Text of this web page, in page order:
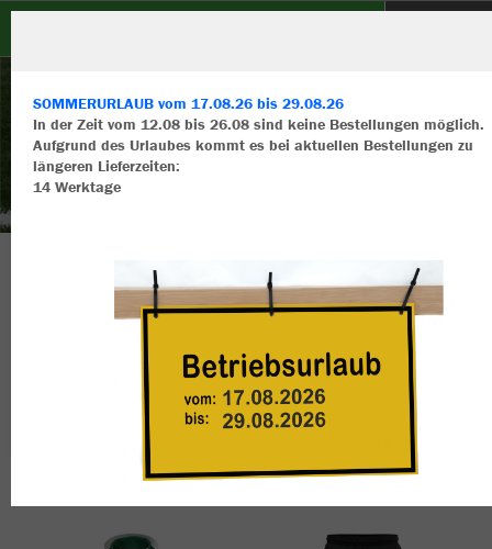
Dein Verein DEIN #gruenzeug
Farbe
SOMMERURLAUB vom 17.08.26 bis 29.08.26
In der Zeit vom 12.08 bis 26.08 sind keine Bestellungen möglich.
Aufgrund des Urlaubes kommt es bei aktuellen Bestellungen zu
längeren Lieferzeiten:
14 Werktage
Wir verwenden Cookies
Alle akzeptieren
mehr Infos
Datenschutz
Impressum